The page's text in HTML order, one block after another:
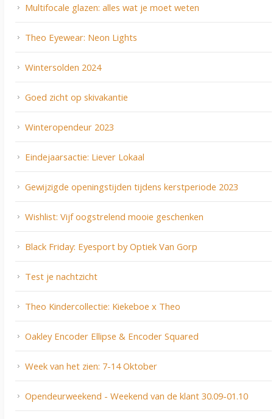
Multifocale glazen: alles wat je moet weten
Theo Eyewear: Neon Lights
Wintersolden 2024
Goed zicht op skivakantie
Winteropendeur 2023
Eindejaarsactie: Liever Lokaal
Gewijzigde openingstijden tijdens kerstperiode 2023
Wishlist: Vijf oogstrelend mooie geschenken
Black Friday: Eyesport by Optiek Van Gorp
Test je nachtzicht
Theo Kindercollectie: Kiekeboe x Theo
Oakley Encoder Ellipse & Encoder Squared
Week van het zien: 7-14 Oktober
Opendeurweekend - Weekend van de klant 30.09-01.10